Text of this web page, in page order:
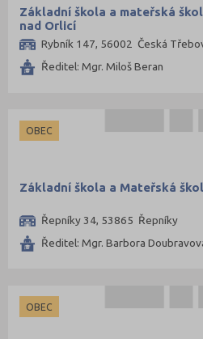
Základní škola a mateřská
nad Orlicí
Rybník 147, 56002 Česká
Ředitel: Mgr. Miloš Beran
OBEC
Základní škola a Mateřská
Řepníky 34, 53865 Řepníky
Ředitel: Mgr. Barbora
OBEC